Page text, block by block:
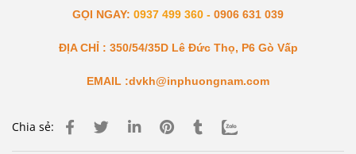
GỌI NGAY: 0937 499 360 - 0906 631 039
ĐỊA CHỈ : 350/54/35D Lê Đức Thọ, P6 Gò Vấp
EMAIL :dvkh@inphuongnam.com
Chia sẻ: